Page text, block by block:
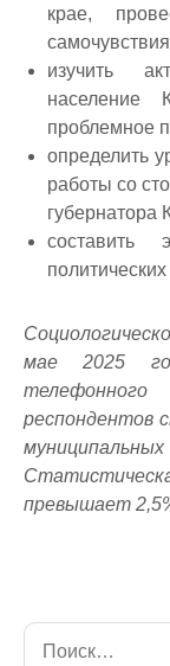
крае,
изучить
население
проблемное
определить
работы со
губернатора
составить
мае 2025
респондентов
превышает